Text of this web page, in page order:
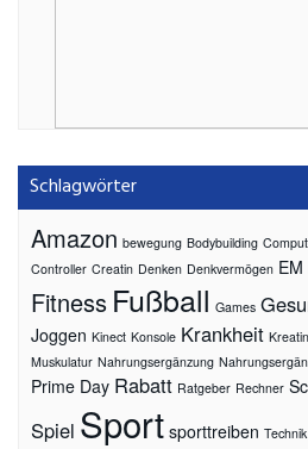
Schlagwörter
Amazon bewegung Bodybuilding
Controller Creatin Denken Denkvermögen EM
Fitness Fußball Games
Joggen Kinect Konsole Krankheit Kreatin
Muskulatur Nahrungsergänzung
Prime Day Rabatt Ratgeber Rechner
Spiel Sport sporttreiben Technik